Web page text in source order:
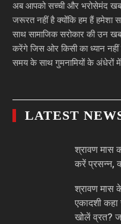
अब आपको सच्ची और भरोसेमंद
जरूरत नहीं है क्योंकि हम हैं
साथ सामाजिक सरोकार की उन
करेंगे जिस ओर किसी का ध्यान
समय के साथ गुमनामियों के अंधेरों में
LATEST
श्रावण मास
करें प्रसन्न,
श्रावण मास
एकादशी
खोलें व्रत?